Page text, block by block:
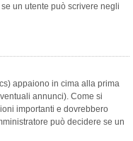
un utente può scrivere negli
appaiono in cima alla prima
annunci). Come si
importanti e dovrebbero
può decidere se un